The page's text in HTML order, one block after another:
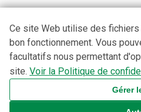
Ce site Web utilise des
bon fonctionnement. Vous
facultatifs nous permettant
site. Voir la Politique de
Gérer